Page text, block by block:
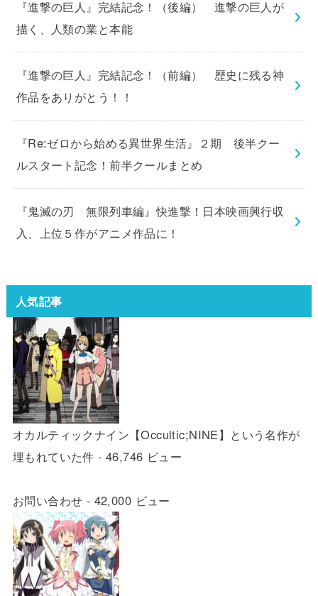
『進撃の巨人』完結記念！（後編） 進撃の巨人が
描く、人類の業と本能
『進撃の巨人』完結記念！（前編） 歴史に残る神
作品をありがとう！！
『Re:ゼロから始める異世界生活』２期 後半クー
ルスタート記念！前半クールまとめ
『鬼滅の刃 無限列車編』快進撃！日本映画興行収
入、上位５作がアニメ作品に！
人気記事
オカルティックナイン【Occultic;NINE】という名作が
埋もれていた件 - 46,746 ビュー
お問い合わせ - 42,000 ビュー